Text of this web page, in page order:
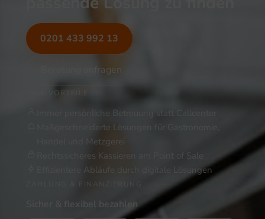
0201 433 992 13
Beratung anfragen
IHRE VORTEILE
Immer persönliche Betreuung statt Callcenter
Maßgeschneiderte Lösungen für Gastronomie,
Handel und Metzgerei
Rechtssicheres Kassieren am Point of Sale
Effizientere Abläufe durch digitale Lösungen
ZAHLUNG & FINANZIERUNG
Sicher & flexibel bezahlen